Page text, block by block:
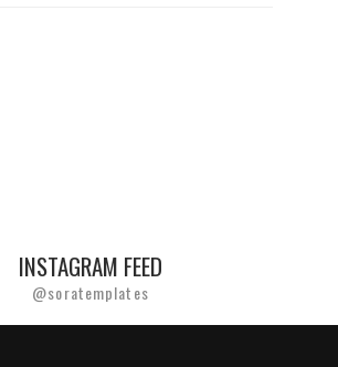
INSTAGRAM FEED
@soratemplates